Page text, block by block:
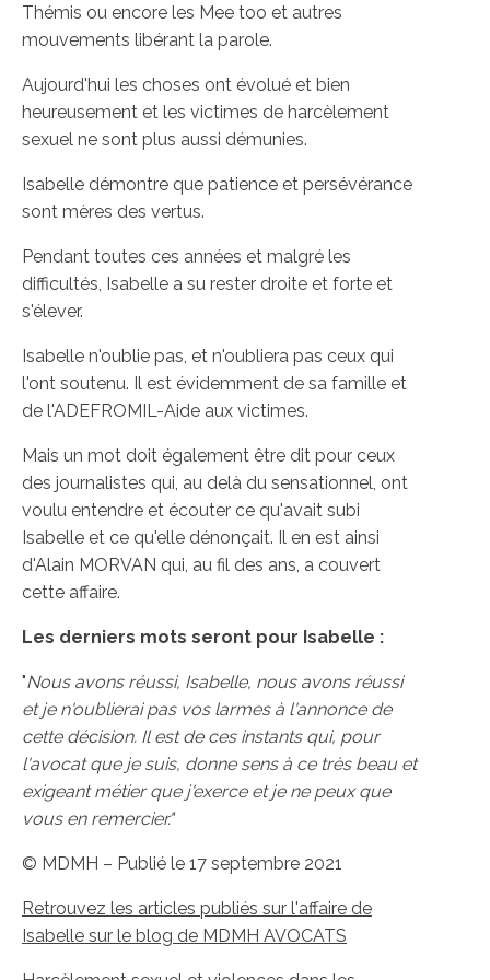
Thémis ou encore les Mee too et autres
mouvements libérant la parole.
Aujourd'hui les choses ont évolué et bien
heureusement et les victimes de harcèlement
sexuel ne sont plus aussi démunies.
Isabelle démontre que patience et persévérance
sont mères des vertus.
Pendant toutes ces années et malgré les
difficultés, Isabelle a su rester droite et forte et
s'élever.
Isabelle n'oublie pas, et n'oubliera pas ceux qui
l'ont soutenu. Il est évidemment de sa famille et
de l'ADEFROMIL-Aide aux victimes.
Mais un mot doit également être dit pour ceux
des journalistes qui, au delà du sensationnel, ont
voulu entendre et écouter ce qu'avait subi
Isabelle et ce qu'elle dénonçait. Il en est ainsi
d'Alain MORVAN qui, au fil des ans, a couvert
cette affaire.
Les derniers mots seront pour Isabelle :
"Nous avons réussi, Isabelle, nous avons réussi
et je n'oublierai pas vos larmes à l'annonce de
cette décision. Il est de ces instants qui, pour
l'avocat que je suis, donne sens à ce très beau et
exigeant métier que j'exerce et je ne peux que
vous en remercier."
© MDMH – Publié le 17 septembre 2021
Retrouvez les articles publiés sur l'affaire de
Isabelle sur le blog de MDMH AVOCATS